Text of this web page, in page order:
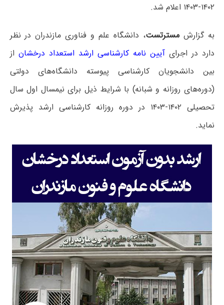
۱۴۰۲-۱۴۰۳ اعلام شد.
به گزارشمسترتست، دانشگاه علم و فناوری مازندران در نظر
دارد در اجرایآیین نامه کارشناسی ارشد استعداد درخشان از
بین دانشجویان کارشناسی پیوسته دانشگاه‌های دولتی
(دوره‌های روزانه و شبانه) با شرایط ذیل برای نیمسال اول سال
تحصیلی ۱۴۰۲-۱۴۰۳ در دوره روزانه کارشناسی ارشد پذیرش
نماید.